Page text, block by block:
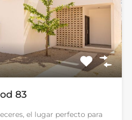
83
el lugar perfecto para